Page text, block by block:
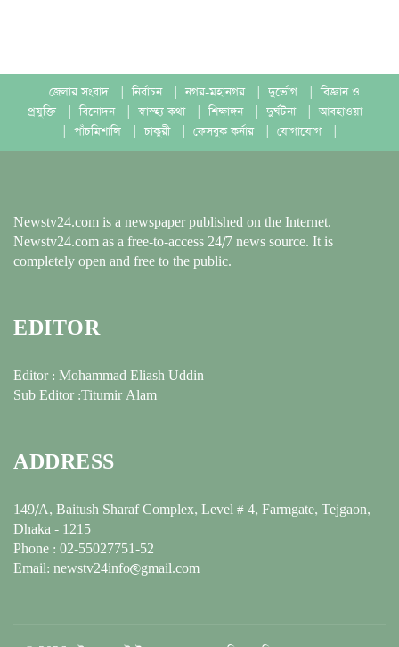
জেলার সংবাদ নির্বাচন নগর-মহানগর দুর্ভোগ
বিজ্ঞান ও
প্রযুক্তি
বিনোদন স্বাস্হ্য কথা শিক্ষাঙ্গন দুর্ঘটনা
আবহাওয়া
পাঁচমিশালি চাকুরী ফেসবুক কর্নার যোগাযোগ
Newstv24.com is a newspaper published on the Internet.
Newstv24.com as a free-to-access 24/7 news source. It is
completely open and free to the public.
EDITOR
Editor : Mohammad Eliash Uddin
Sub Editor :Titumir Alam
ADDRESS
149/A, Baitush Sharaf Complex, Level # 4, Farmgate, Tejgaon,
Dhaka - 1215
Phone : 02-55027751-52
Email: newstv24info@gmail.com